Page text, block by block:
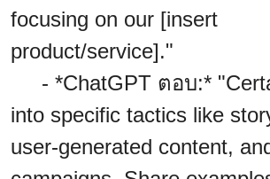
focusing on our [insert
product/service]."
- *ChatGPT ตอบ:*
into specific tactics like
user-generated content,